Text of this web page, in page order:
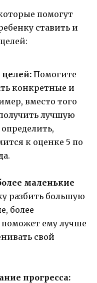
помогут
ставить и
Помогите
конкретные и
вместо того
лучшую
к оценке 5 по
маленькие
разбить большую
более
ему лучше
свой
прогресса: